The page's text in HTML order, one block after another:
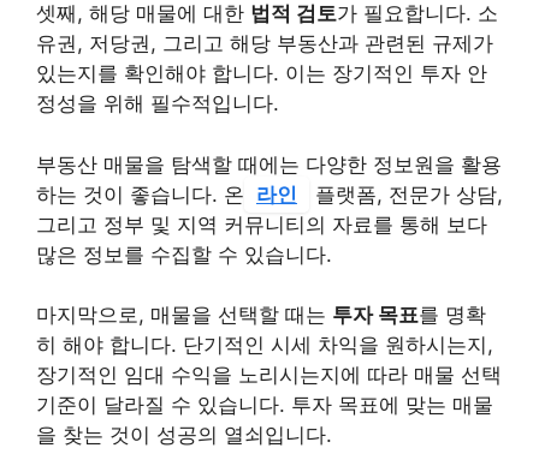
셋째, 해당 매물에 대한 법적 검토가 필요합니다. 소
유권, 저당권, 그리고 해당 부동산과 관련된 규제가
있는지를 확인해야 합니다. 이는 장기적인 투자 안
정성을 위해 필수적입니다.
부동산 매물을 탐색할 때에는 다양한 정보원을 활용
하는 것이 좋습니다. 온 라인
플랫폼, 전문가 상담,
그리고 정부 및 지역 커뮤니티의 자료를 통해 보다
많은 정보를 수집할 수 있습니다.
마지막으로, 매물을 선택할 때는 투자 목표를 명확
히 해야 합니다. 단기적인 시세 차익을 원하시는지,
장기적인 임대 수익을 노리시는지에 따라 매물 선택
기준이 달라질 수 있습니다. 투자 목표에 맞는 매물
을 찾는 것이 성공의 열쇠입니다.